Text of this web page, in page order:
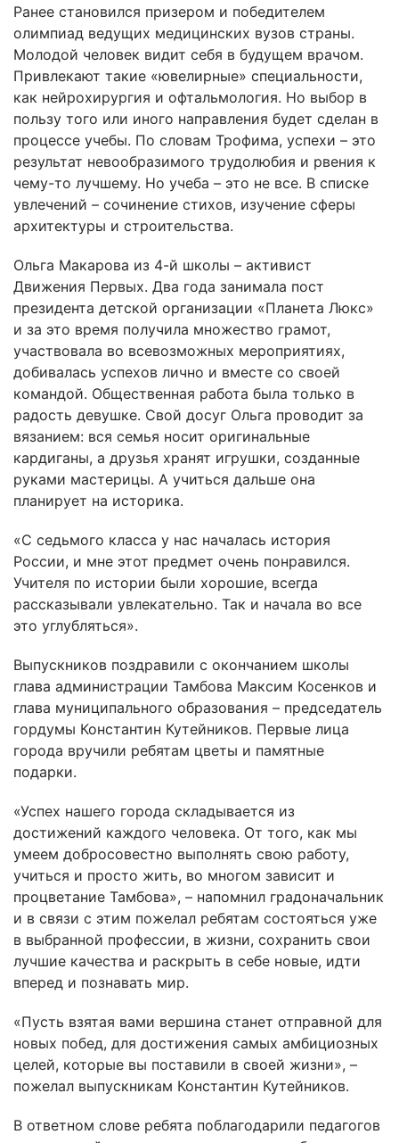
Ранее становился призером и победителем
олимпиад ведущих медицинских вузов страны.
Молодой человек видит себя в будущем врачом.
Привлекают такие «ювелирные» специальности,
как нейрохирургия и офтальмология. Но выбор в
пользу того или иного направления будет сделан в
процессе учебы. По словам Трофима, успехи – это
результат невообразимого трудолюбия и рвения к
чему-то лучшему. Но учеба – это не все. В списке
увлечений – сочинение стихов, изучение сферы
архитектуры и строительства.
Ольга Макарова из 4-й школы – активист
Движения Первых. Два года занимала пост
президента детской организации «Планета Люкс»
и за это время получила множество грамот,
участвовала во всевозможных мероприятиях,
добивалась успехов лично и вместе со своей
командой. Общественная работа была только в
радость девушке. Свой досуг Ольга проводит за
вязанием: вся семья носит оригинальные
кардиганы, а друзья хранят игрушки, созданные
руками мастерицы. А учиться дальше она
планирует на историка.
«С седьмого класса у нас началась история
России, и мне этот предмет очень понравился.
Учителя по истории были хорошие, всегда
рассказывали увлекательно. Так и начала во все
это углубляться».
Выпускников поздравили с окончанием школы
глава администрации Тамбова Максим Косенков и
глава муниципального образования – председатель
гордумы Константин Кутейников. Первые лица
города вручили ребятам цветы и памятные
подарки.
«Успех нашего города складывается из
достижений каждого человека. От того, как мы
умеем добросовестно выполнять свою работу,
учиться и просто жить, во многом зависит и
процветание Тамбова», – напомнил градоначальник
и в связи с этим пожелал ребятам состояться уже
в выбранной профессии, в жизни, сохранить свои
лучшие качества и раскрыть в себе новые, идти
вперед и познавать мир.
«Пусть взятая вами вершина станет отправной для
новых побед, для достижения самых амбициозных
целей, которые вы поставили в своей жизни», –
пожелал выпускникам Константин Кутейников.
В ответном слове ребята поблагодарили педагогов